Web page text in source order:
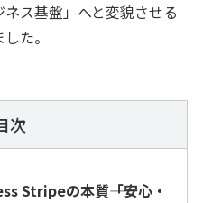
ス基盤」へと変貌させる
た。
次
Stripeの本質――「安心・